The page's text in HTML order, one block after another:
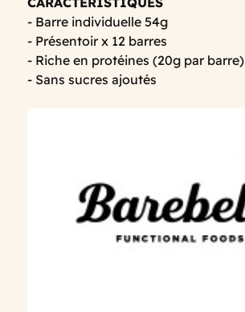
- Barre individuelle 54g
- Présentoir x 12 barres
- Riche en protéines (20g par barre)
- Sans sucres ajoutés